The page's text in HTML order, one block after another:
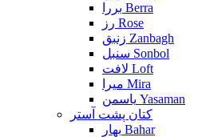
بررا Berra
رز Rose
زنبق Zanbagh
سنبل Sonbol
لافت Loft
میرا Mira
یاسمن Yasaman
کتان پشت آستر
بهار Bahar